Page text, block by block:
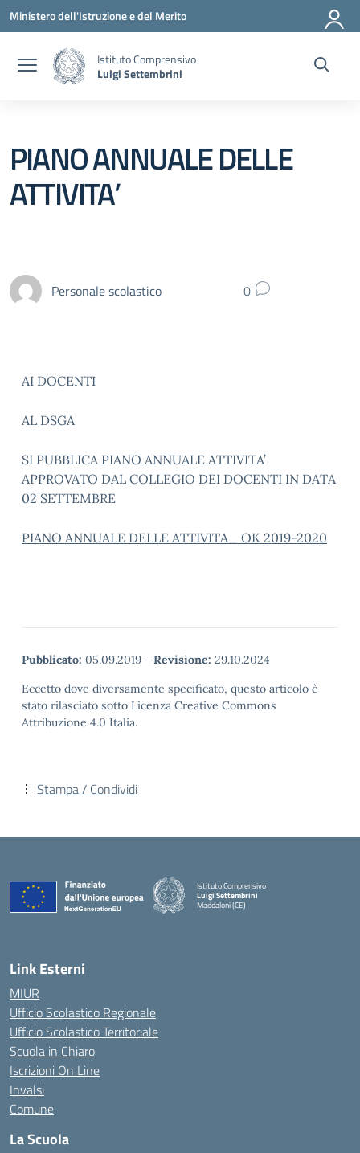
Vai ai contenuti
Vai al menu di navigazione
Vai al footer
Ministero dell'Istruzione e del Merito
Istituto Comprensivo
Luigi Settembrini
PIANO ANNUALE DELLE
ATTIVITA’
Personale scolastico 0
AI DOCENTI
AL DSGA
SI PUBBLICA PIANO ANNUALE ATTIVITA’
APPROVATO DAL COLLEGIO DEI DOCENTI IN DATA
02 SETTEMBRE
PIANO ANNUALE DELLE ATTIVITA_ OK 2019-2020
Pubblicato: 05.09.2019 - Revisione: 29.10.2024
Eccetto dove diversamente specificato, questo articolo è
stato rilasciato sotto Licenza Creative Commons
Attribuzione 4.0 Italia.
Stampa / Condividi
Istituto Comprensivo
Luigi Settembrini
Maddaloni (CE)
Link Esterni
MIUR
Ufficio Scolastico Regionale
Ufficio Scolastico Territoriale
Scuola in Chiaro
Iscrizioni On Line
Invalsi
Comune
La Scuola